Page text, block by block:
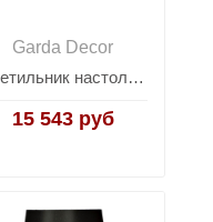
Garda Decor
Светильник настольный "хрустальный" с серебристым абажуром X281205
15 543 руб